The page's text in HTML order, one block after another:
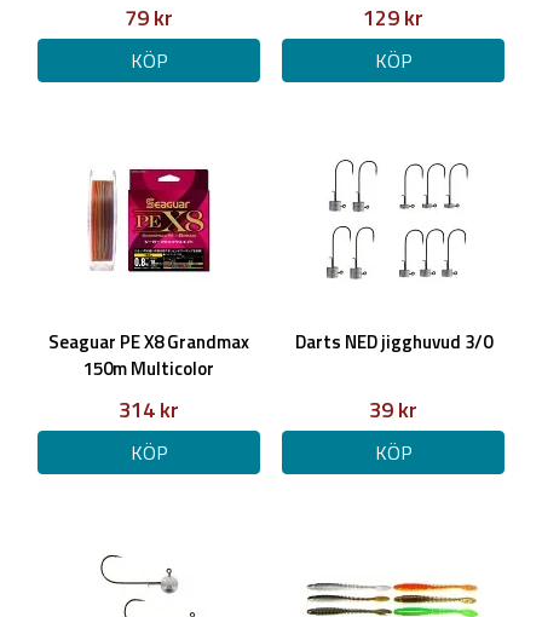
79 kr
KÖP
129 kr
KÖP
Seaguar PE X8 Grandmax
150m Multicolor
314 kr
KÖP
Darts NED jigghuvud 3/0
39 kr
KÖP